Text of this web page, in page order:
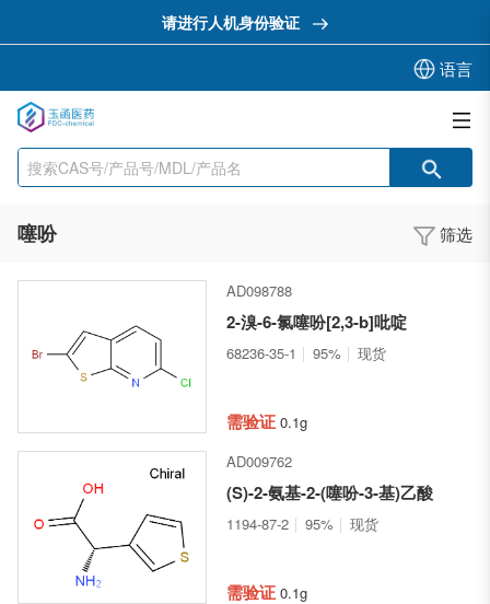
请进行人机身份验证
语言
噻吩 筛选
AD098788
2-溴-6-氯噻吩[2,3-b]吡啶
68236-35-1 95% 现货
需验证 0.1g
AD009762
(S)-2-氨基-2-(噻吩-3-基)乙酸
1194-87-2 95% 现货
需验证 0.1g